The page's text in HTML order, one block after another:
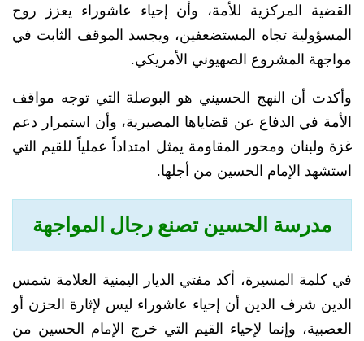
القضية المركزية للأمة، وأن إحياء عاشوراء يعزز روح
المسؤولية تجاه المستضعفين، ويجسد الموقف الثابت في
مواجهة المشروع الصهيوني الأمريكي.
وأكدت أن النهج الحسيني هو البوصلة التي توجه مواقف
الأمة في الدفاع عن قضاياها المصيرية، وأن استمرار دعم
غزة ولبنان ومحور المقاومة يمثل امتداداً عملياً للقيم التي
استشهد الإمام الحسين من أجلها.
مدرسة الحسين تصنع رجال المواجهة
في كلمة المسيرة، أكد مفتي الديار اليمنية العلامة شمس
الدين شرف الدين أن إحياء عاشوراء ليس لإثارة الحزن أو
العصبية، وإنما لإحياء القيم التي خرج الإمام الحسين من